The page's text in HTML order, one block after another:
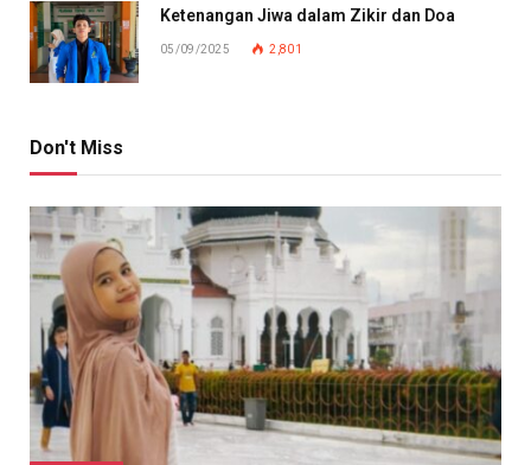
Ketenangan Jiwa dalam Zikir dan Doa
05/09/2025 2,801
Don't Miss